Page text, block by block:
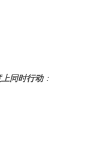
同时行动：